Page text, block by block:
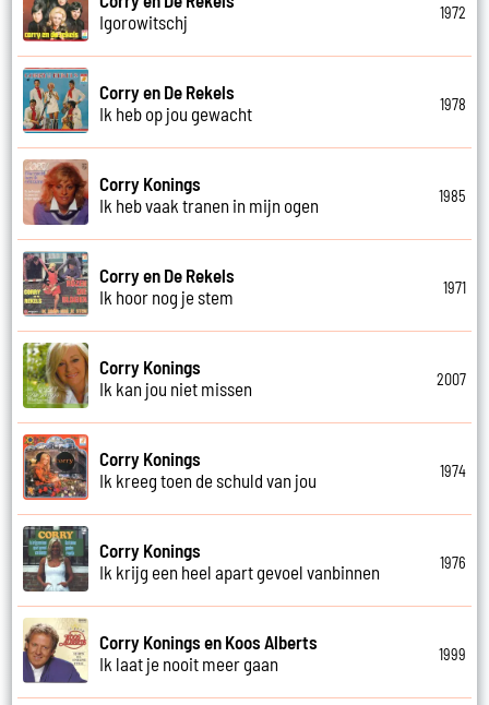
Igorowitschj
1972
Corry en De Rekels
Ik heb op jou gewacht
1978
Corry Konings
Ik heb vaak tranen in mijn ogen
1985
Corry en De Rekels
Ik hoor nog je stem
1971
Corry Konings
Ik kan jou niet missen
2007
Corry Konings
Ik kreeg toen de schuld van jou
1974
Corry Konings
Ik krijg een heel apart gevoel vanbinnen
1976
Corry Konings en Koos Alberts
Ik laat je nooit meer gaan
1999